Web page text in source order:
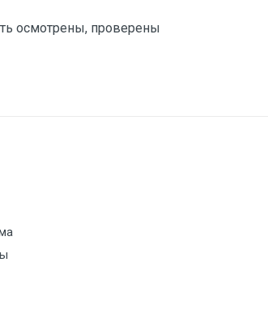
осмотрены, проверены